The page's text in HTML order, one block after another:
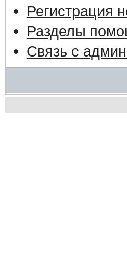
Регистрация
Разделы
Связь с